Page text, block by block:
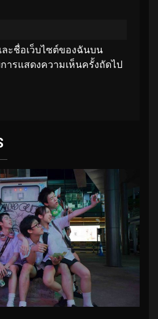
ะชื่อเว็บไซต์ของฉันบน
ารแสดงความเห็นครั้งถัดไป